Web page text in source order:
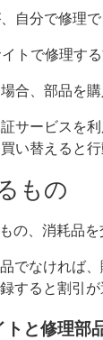
自分で修理
トで修理す
合、部品を
サービスを
い替えると
もの
の、消耗品
でなければ
すると割引
トと修理部